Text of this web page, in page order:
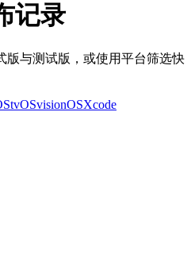
记录
版与测试版，或使用平台筛选快
tvOSvisionOSXcode